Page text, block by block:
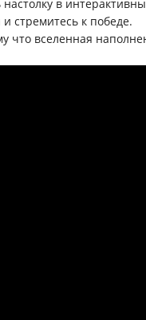
в
стремитесь к победе.
что вселенная